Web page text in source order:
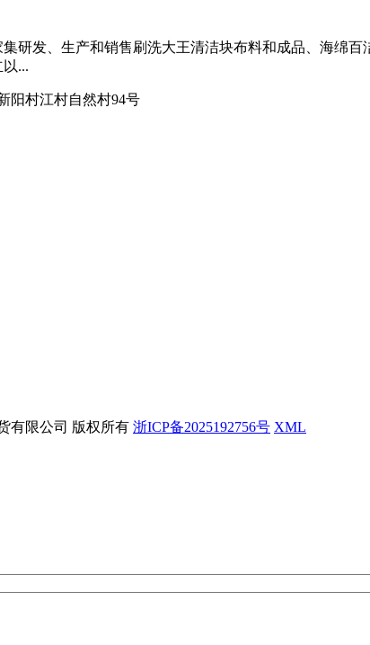
研发、生产和销售刷洗大王清洁块布料和成品、海绵
...
阳村江村自然村94号
有限公司 版权所有 浙ICP备2025192756号 XML